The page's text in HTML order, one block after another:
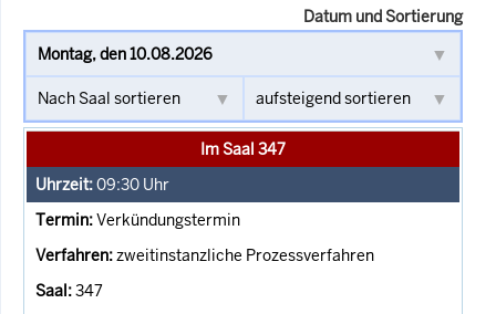
Datum und Sortierung
Im Saal 347
09:30 Uhr
Verkündungstermin
zweitinstanzliche Prozessverfahren
347